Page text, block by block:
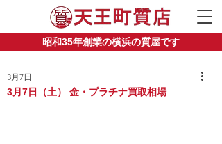
昭和35年創業の横浜の質屋です
3月7日（土） 金・プラチナ買取相場
3月7日